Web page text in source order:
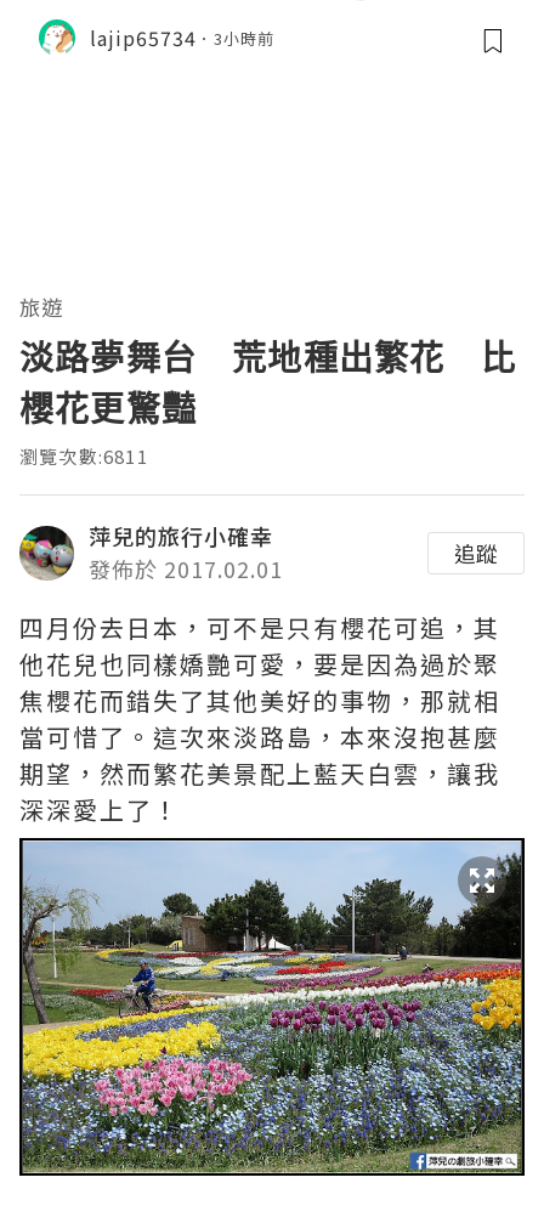
lajip65734 3小時前
旅遊
淡路夢舞台 荒地種出繁花 比
櫻花更驚豔
瀏覽次數:6811
萍兒的旅行小確幸
發佈於 2017.02.01
追蹤
四月份去日本，可不是只有櫻花可追，其
他花兒也同樣嬌艷可愛，要是因為過於聚
焦櫻花而錯失了其他美好的事物，那就相
當可惜了。這次來淡路島，本來沒抱甚麼
期望，然而繁花美景配上藍天白雲，讓我
深深愛上了！